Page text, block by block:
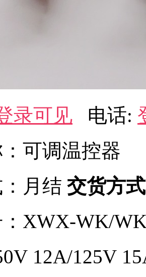
录可见 电话:
可调温控器
月结 交货方
XWX-WK/
12A/125V